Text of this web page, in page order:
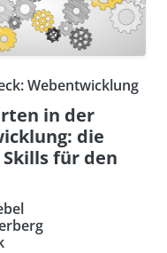
Webentwicklung
in der
die
für den